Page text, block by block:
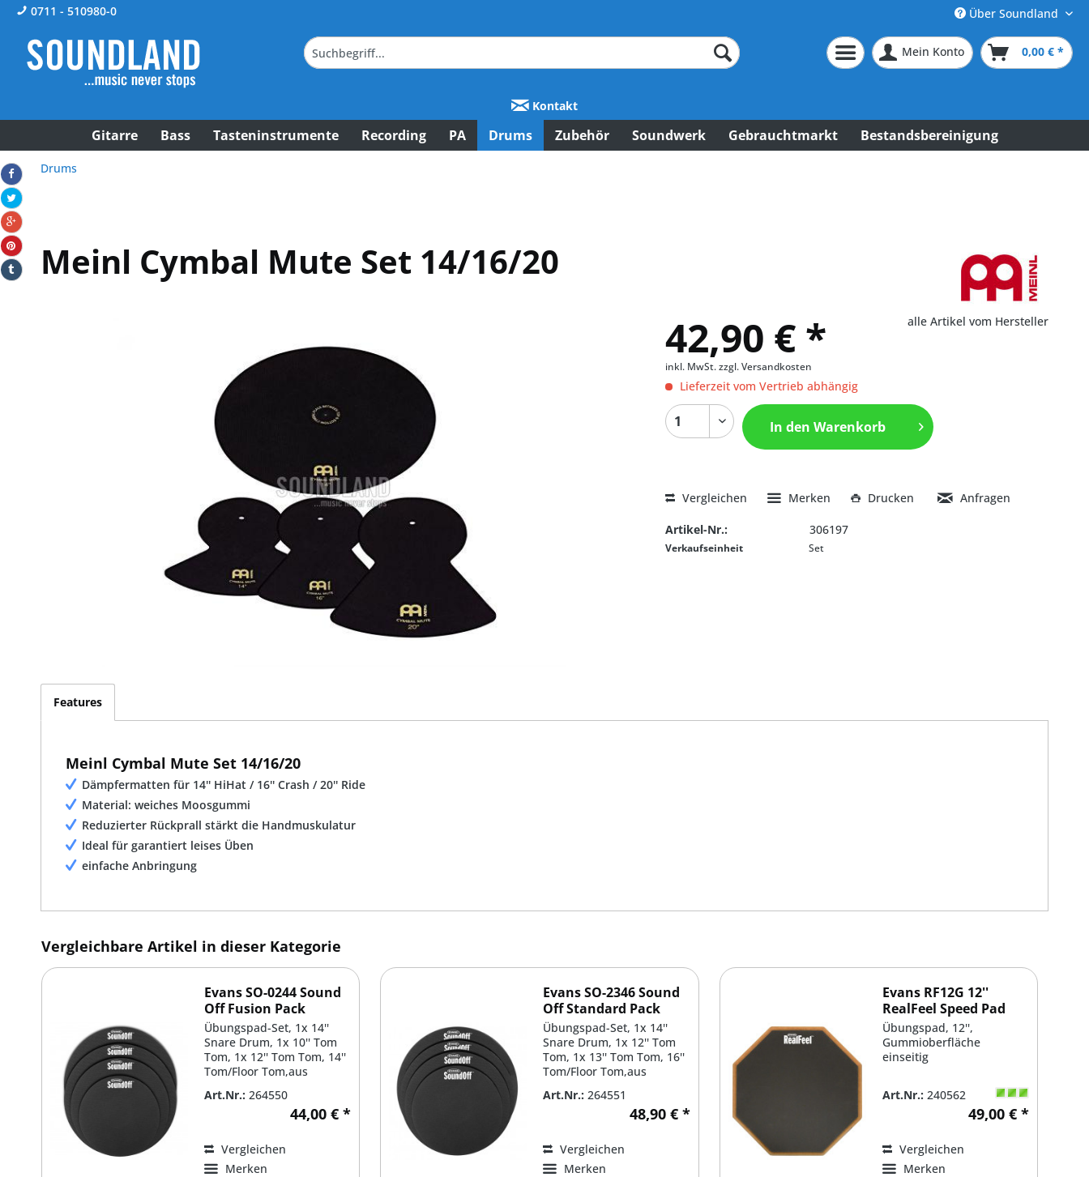
0711 - 510980-0 Über Soundland
Mein Konto 0,00 € *
Kontakt
Gitarre Bass Tasteninstrumente Recording PA Drums Zubehör Soundwerk Gebrauchtmarkt Bestandsbereinigung
Drums
Meinl Cymbal Mute Set 14/16/20
alle Artikel vom Hersteller
42,90 € *
inkl. MwSt.zzgl. Versandkosten
Lieferzeit vom Vertrieb abhängig
In den Warenkorb
Vergleichen Merken Drucken Anfragen
Artikel-Nr.: 306197
Verkaufseinheit Set
Features
Meinl Cymbal Mute Set 14/16/20
Dämpfermatten für 14'' HiHat / 16'' Crash / 20'' Ride
Material: weiches Moosgummi
Reduzierter Rückprall stärkt die Handmuskulatur
Ideal für garantiert leises Üben
einfache Anbringung
Vergleichbare Artikel in dieser Kategorie
Evans SO-0244 Sound
Off Fusion Pack
Übungspad-Set, 1x 14''
Snare Drum, 1x 10'' Tom
Tom, 1x 12'' Tom Tom, 14''
Tom/Floor Tom,aus
Art.Nr.: 264550
44,00 € *
Vergleichen
Merken
Evans SO-2346 Sound
Off Standard Pack
Übungspad-Set, 1x 14''
Snare Drum, 1x 12'' Tom
Tom, 1x 13'' Tom Tom, 16''
Tom/Floor Tom,aus
Art.Nr.: 264551
48,90 € *
Vergleichen
Merken
Evans RF12G 12''
RealFeel Speed Pad
Übungspad, 12'',
Gummioberfläche
einseitig
Art.Nr.: 240562
49,00 € *
Vergleichen
Merken